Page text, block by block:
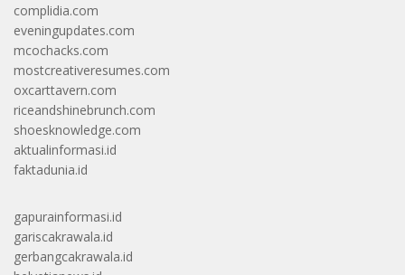
complidia.com
eveningupdates.com
mcochacks.com
mostcreativeresumes.com
oxcarttavern.com
riceandshinebrunch.com
shoesknowledge.com
aktualinformasi.id
faktadunia.id
gapurainformasi.id
gariscakrawala.id
gerbangcakrawala.id